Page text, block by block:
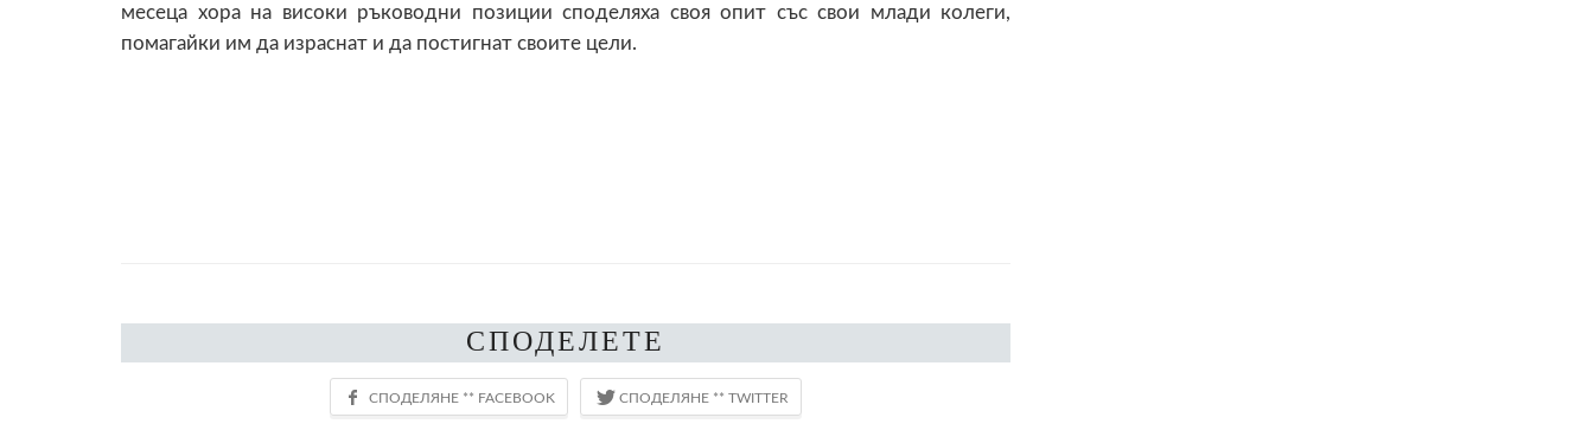
месеца хора на високи ръководни позиции споделяха своя опит със свои млади колеги,
помагайки им да израснат и да постигнат своите цели.
СПОДЕЛЕТЕ